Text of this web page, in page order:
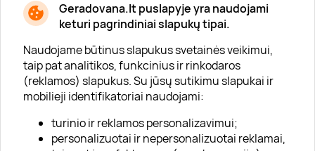
Geradovana.lt puslapyje yra naudojami
keturi pagrindiniai slapukų tipai.
Naudojame būtinus slapukus svetainės veikimui,
taip pat analitikos, funkcinius ir rinkodaros
(reklamos) slapukus. Su jūsų sutikimu slapukai ir
mobilieji identifikatoriai naudojami:
turinio ir reklamos personalizavimui;
personalizuotai ir nepersonalizuotai reklamai,
Apie mus
Apie „Gera Dovana“
Lojalumo klubas
Karjera
Visi partneriai
Kontaktai